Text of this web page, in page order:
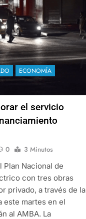
ECONOMÍA
el servicio
0
3 Minutos
Plan Nacional de
con tres obras
privado, a través de la
este martes en el
al AMBA. La